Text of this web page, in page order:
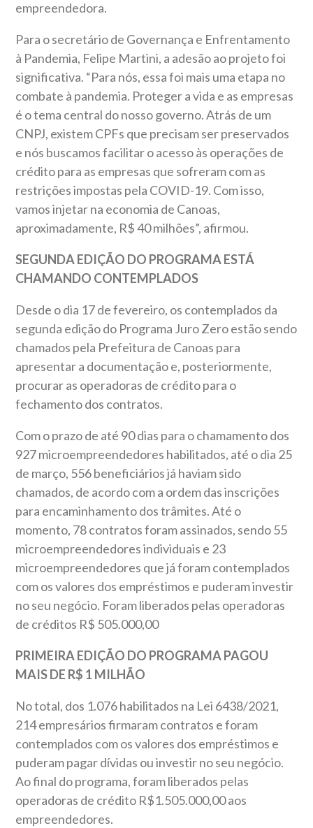
empreendedora.
Para o secretário de Governança e Enfrentamento
à Pandemia, Felipe Martini, a adesão ao projeto foi
significativa. “Para nós, essa foi mais uma etapa no
combate à pandemia. Proteger a vida e as empresas
é o tema central do nosso governo. Atrás de um
CNPJ, existem CPFs que precisam ser preservados
e nós buscamos facilitar o acesso às operações de
crédito para as empresas que sofreram com as
restrições impostas pela COVID-19. Com isso,
vamos injetar na economia de Canoas,
aproximadamente, R$ 40 milhões”, afirmou.
SEGUNDA EDIÇÃO DO PROGRAMA ESTÁ
CHAMANDO CONTEMPLADOS
Desde o dia 17 de fevereiro, os contemplados da
segunda edição do Programa Juro Zero estão sendo
chamados pela Prefeitura de Canoas para
apresentar a documentação e, posteriormente,
procurar as operadoras de crédito para o
fechamento dos contratos.
Com o prazo de até 90 dias para o chamamento dos
927 microempreendedores habilitados, até o dia 25
de março, 556 beneficiários já haviam sido
chamados, de acordo com a ordem das inscrições
para encaminhamento dos trâmites. Até o
momento, 78 contratos foram assinados, sendo 55
microempreendedores individuais e 23
microempreendedores que já foram contemplados
com os valores dos empréstimos e puderam investir
no seu negócio. Foram liberados pelas operadoras
de créditos R$ 505.000,00
PRIMEIRA EDIÇÃO DO PROGRAMA PAGOU
MAIS DE R$ 1 MILHÃO
No total, dos 1.076 habilitados na Lei 6438/2021,
214 empresários firmaram contratos e foram
contemplados com os valores dos empréstimos e
puderam pagar dívidas ou investir no seu negócio.
Ao final do programa, foram liberados pelas
operadoras de crédito R$1.505.000,00 aos
empreendedores.